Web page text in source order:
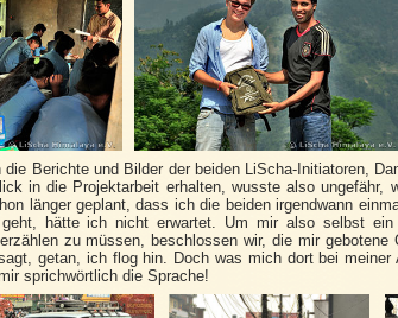
die Berichte und Bilder der beiden LiScha-Initiatoren,
in die Projektarbeit erhalten, wusste also ungefähr,
länger geplant, dass ich die beiden irgendwann
hätte ich nicht erwartet. Um mir also selbst
zu müssen, beschlossen wir, die mir
getan, ich flog hin. Doch was mich dort bei
sprichwörtlich die Sprache!